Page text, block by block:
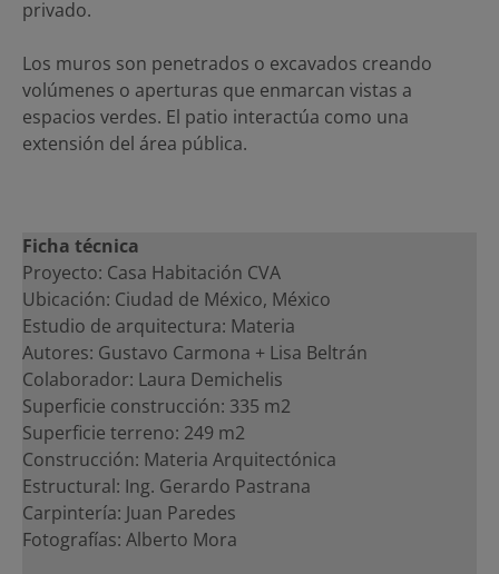
privado.
Los muros son penetrados o excavados creando
volúmenes o aperturas que enmarcan vistas a
espacios verdes. El patio interactúa como una
extensión del área pública.
Ficha técnica
Proyecto: Casa Habitación CVA
Ubicación: Ciudad de México, México
Estudio de arquitectura: Materia
Autores: Gustavo Carmona + Lisa Beltrán
Colaborador: Laura Demichelis
Superficie construcción: 335 m2
Superficie terreno: 249 m2
Construcción: Materia Arquitectónica
Estructural: Ing. Gerardo Pastrana
Carpintería: Juan Paredes
Fotografías: Alberto Mora